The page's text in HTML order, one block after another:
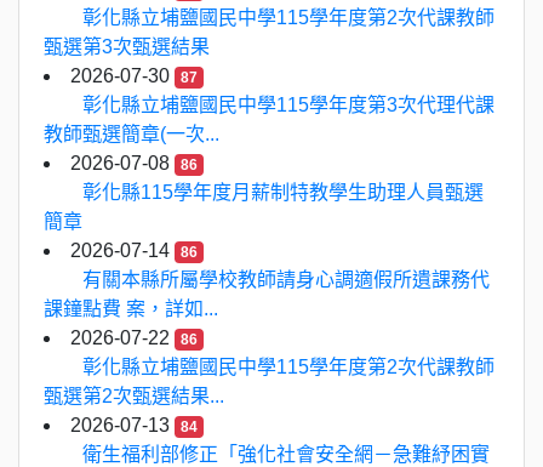
彰化縣立埔鹽國民中學115學年度第2次代課教師
甄選第3次甄選結果
2026-07-30
87
彰化縣立埔鹽國民中學115學年度第3次代理代課
教師甄選簡章(一次...
2026-07-08
86
彰化縣115學年度月薪制特教學生助理人員甄選
簡章
2026-07-14
86
有關本縣所屬學校教師請身心調適假所遺課務代
課鐘點費 案，詳如...
2026-07-22
86
彰化縣立埔鹽國民中學115學年度第2次代課教師
甄選第2次甄選結果...
2026-07-13
84
衛生福利部修正「強化社會安全網－急難紓困實